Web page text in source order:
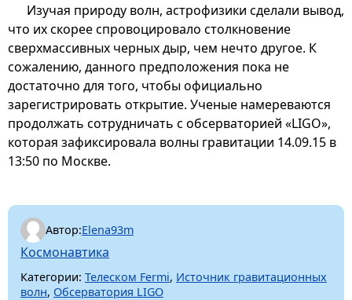
Изучая природу волн, астрофизики сделали вывод,
что их скорее спровоцировало столкновение
сверхмассивных черных дыр, чем нечто другое. К
сожалению, данного предположения пока не
достаточно для того, чтобы официально
зарегистрировать открытие. Ученые намереваются
продолжать сотрудничать с обсерваторией «LIGO»,
которая зафиксировала волны гравитации 14.09.15 в
13:50 по Москве.
Автор:Elena93m
Космонавтика
Категории: Телеском Fermi, Источник гравитационных
волн, Обсерватория LIGO